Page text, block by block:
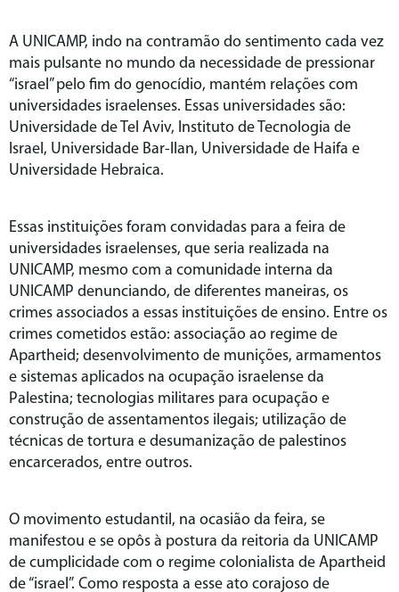
A UNICAMP, indo na contramão do sentimento cada vez
mais pulsante no mundo da necessidade de pressionar
“israel” pelo fim do genocídio, mantém relações com
universidades israelenses. Essas universidades são:
Universidade de Tel Aviv, Instituto de Tecnologia de
Israel, Universidade Bar-Ilan, Universidade de Haifa e
Universidade Hebraica.
Essas instituições foram convidadas para a feira de
universidades israelenses, que seria realizada na
UNICAMP, mesmo com a comunidade interna da
UNICAMP denunciando, de diferentes maneiras, os
crimes associados a essas instituições de ensino. Entre os
crimes cometidos estão: associação ao regime de
Apartheid; desenvolvimento de munições, armamentos
e sistemas aplicados na ocupação israelense da
Palestina; tecnologias militares para ocupação e
construção de assentamentos ilegais; utilização de
técnicas de tortura e desumanização de palestinos
encarcerados, entre outros.
O movimento estudantil, na ocasião da feira, se
manifestou e se opôs à postura da reitoria da UNICAMP
de cumplicidade com o regime colonialista de Apartheid
de “israel”. Como resposta a esse ato corajoso de